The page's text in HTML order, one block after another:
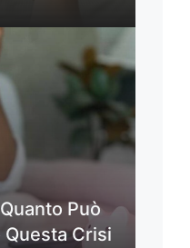
Può
Crisi